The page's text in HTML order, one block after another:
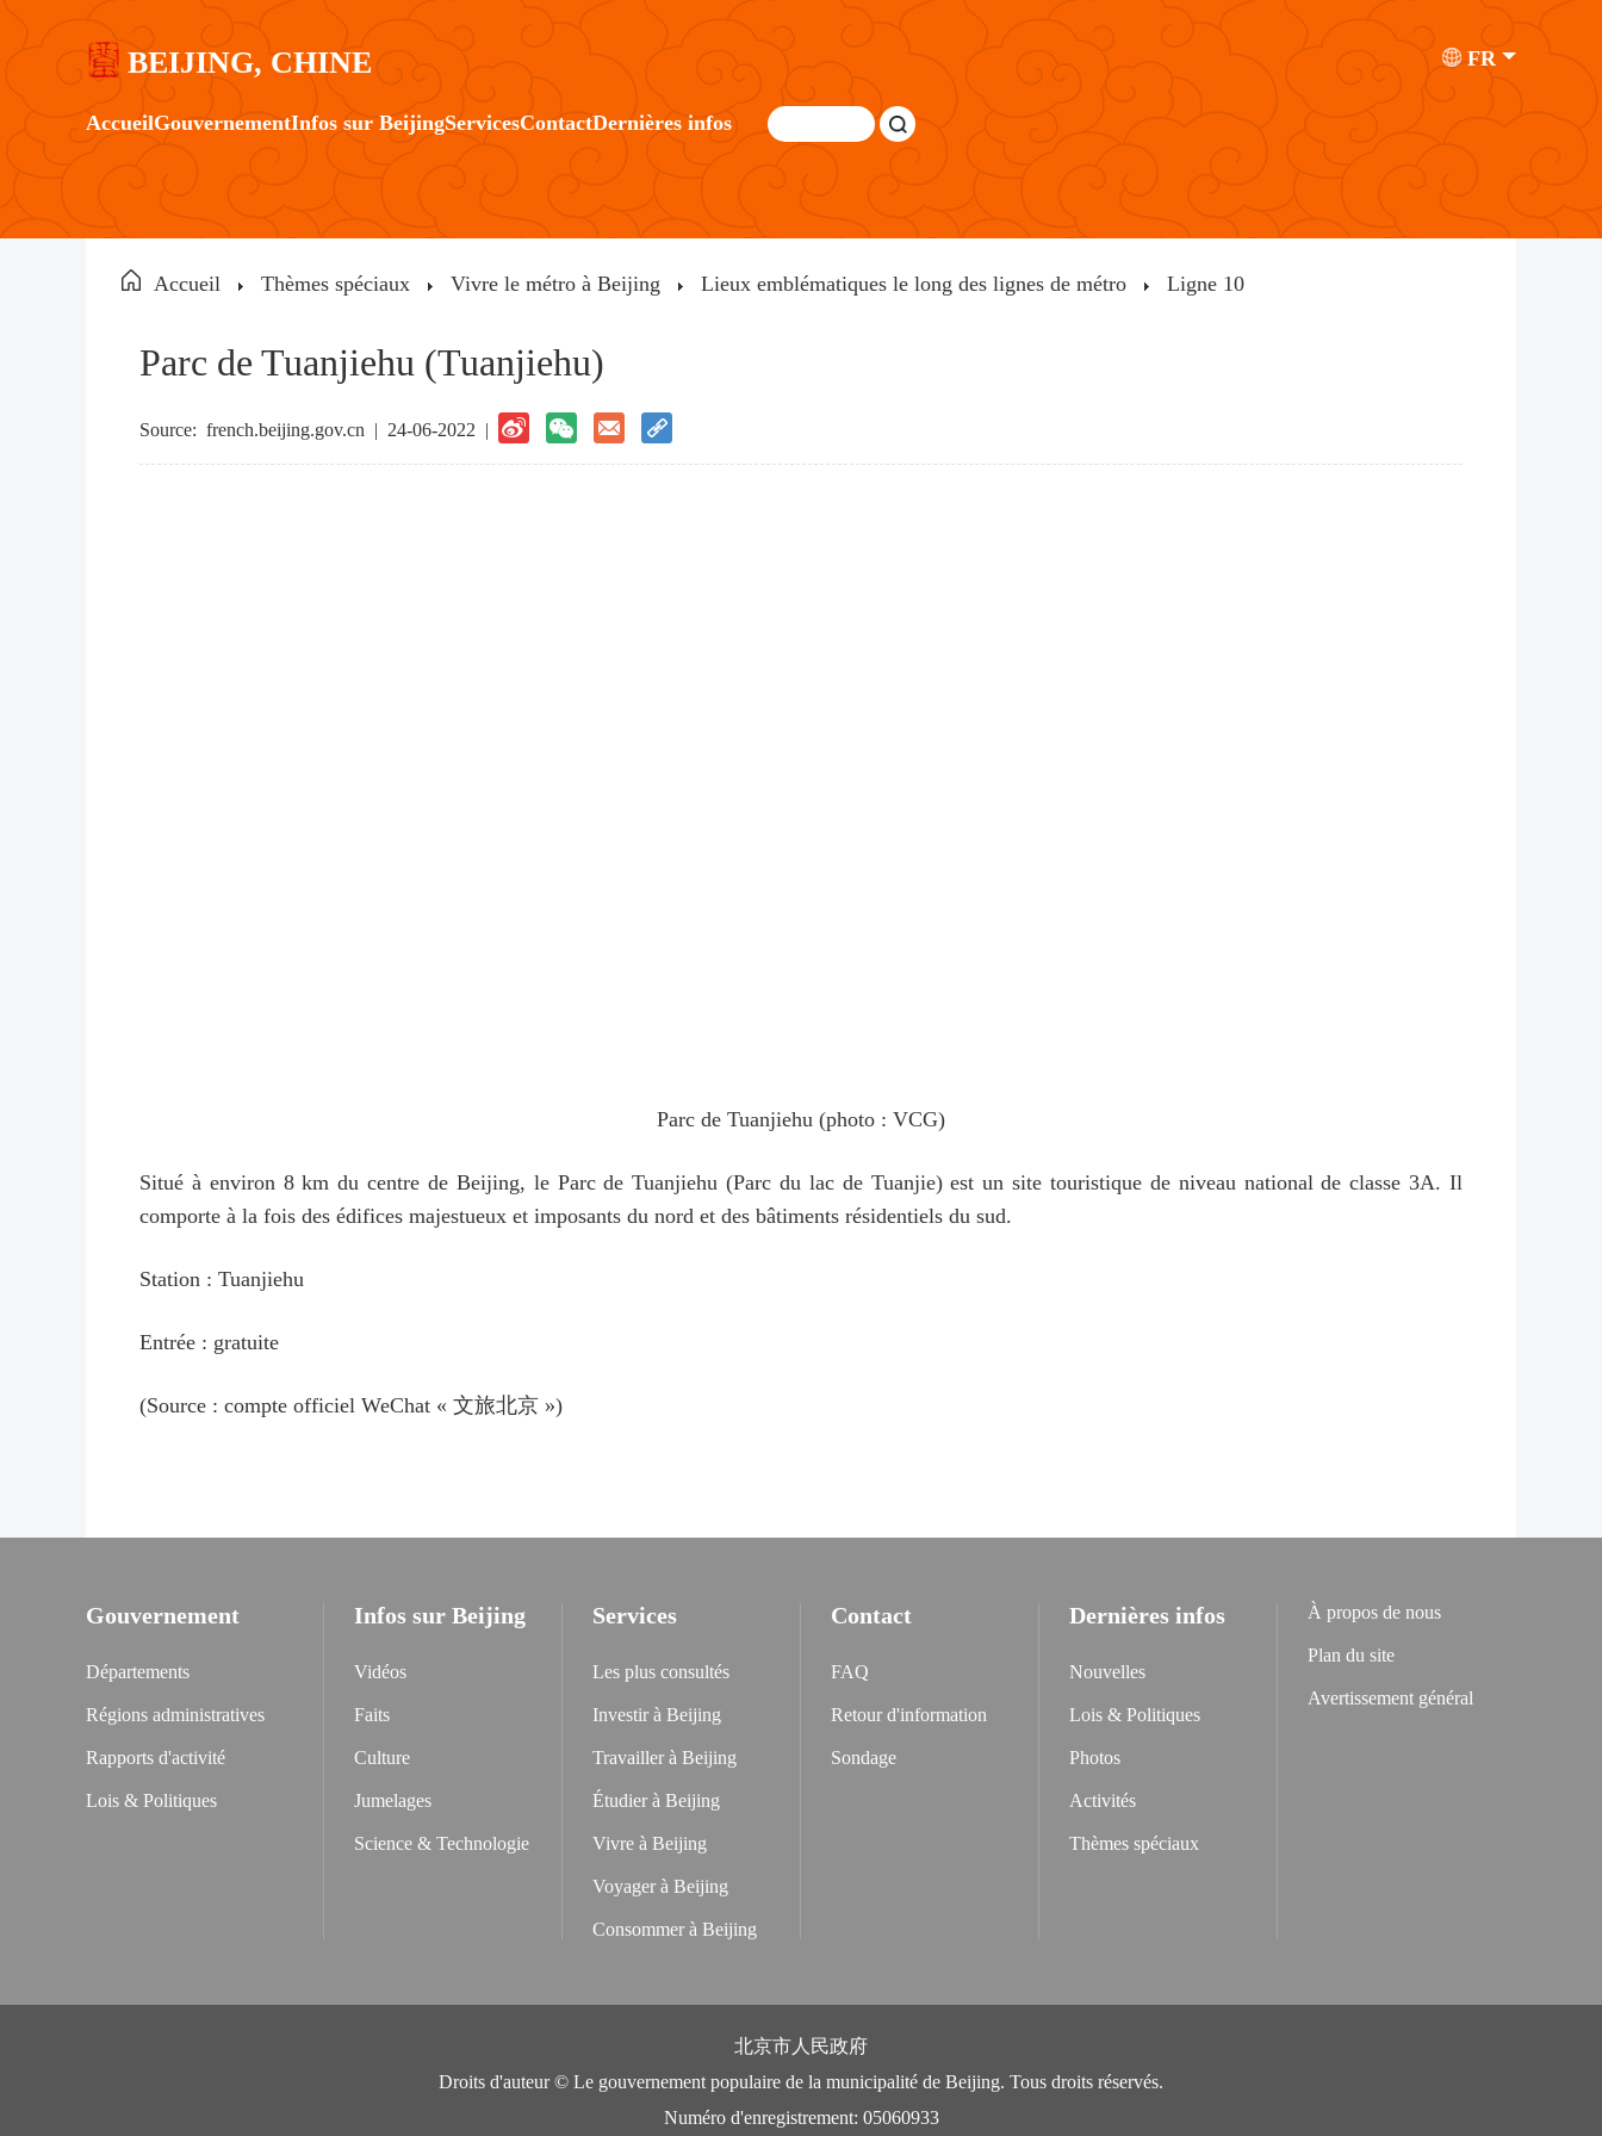
BEIJING, CHINE FR
AccueilGouvernementInfos sur BeijingServicesContactDernières infos
Accueil Thèmes spéciaux Vivre le métro à Beijing Lieux emblématiques le long des lignes de métro Ligne 10
Parc de Tuanjiehu (Tuanjiehu)
Source: french.beijing.gov.cn | 24-06-2022 |
Parc de Tuanjiehu (photo : VCG)
Situé à environ 8 km du centre de Beijing, le Parc de Tuanjiehu (Parc du lac de Tuanjie) est un site touristique de niveau national de classe 3A. Il
comporte à la fois des édifices majestueux et imposants du nord et des bâtiments résidentiels du sud.
Station : Tuanjiehu
Entrée : gratuite
(Source : compte officiel WeChat « 文旅北京 »)
Gouvernement
Départements
Régions administratives
Rapports d'activité
Lois & Politiques
Infos sur Beijing
Vidéos
Faits
Culture
Jumelages
Science & Technologie
Services
Les plus consultés
Investir à Beijing
Travailler à Beijing
Étudier à Beijing
Vivre à Beijing
Voyager à Beijing
Consommer à Beijing
Contact
FAQ
Retour d'information
Sondage
Dernières infos
Nouvelles
Lois & Politiques
Photos
Activités
Thèmes spéciaux
À propos de nous
Plan du site
Avertissement général
北京市人民政府
Droits d'auteur © Le gouvernement populaire de la municipalité de Beijing. Tous droits réservés.
Numéro d'enregistrement: 05060933